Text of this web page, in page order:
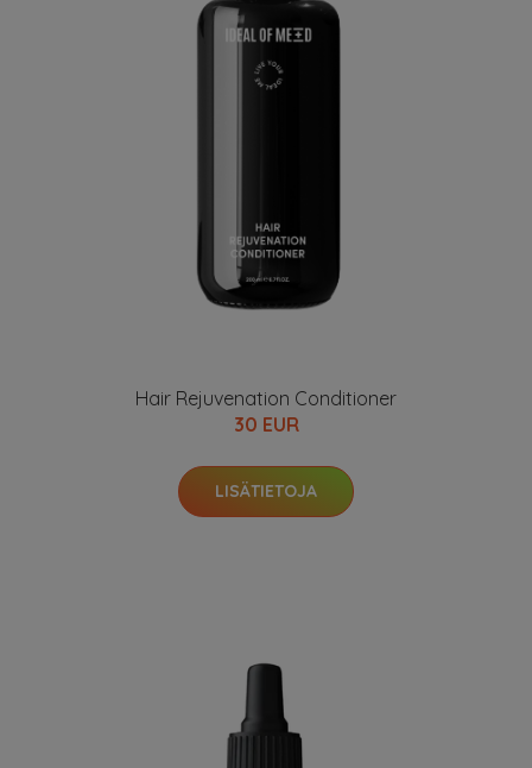
Hair Rejuvenation Conditioner
30 EUR
LISÄTIETOJA